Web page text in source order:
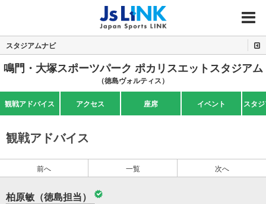
MENU
スタジアムナビ
鳴門・大塚スポーツパーク ポカリスエットスタジアム
（徳島ヴォルティス）
観戦アドバイス アクセス 座席 イベント スタ
観戦アドバイス
前へ 一覧 次へ
柏原敏（徳島担当）